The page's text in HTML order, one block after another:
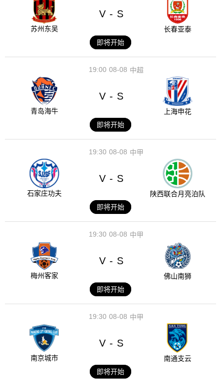
苏州东吴
V - S
长春亚泰
即将开始
08-08
19:00 中超
青岛海牛
V - S
上海申花
即将开始
08-08
19:30 中甲
石家庄功夫
V - S
陕西联合月亮泊队
即将开始
08-08
19:30 中甲
梅州客家
V - S
佛山南狮
即将开始
08-08
19:30 中甲
南京城市
V - S
南通支云
即将开始